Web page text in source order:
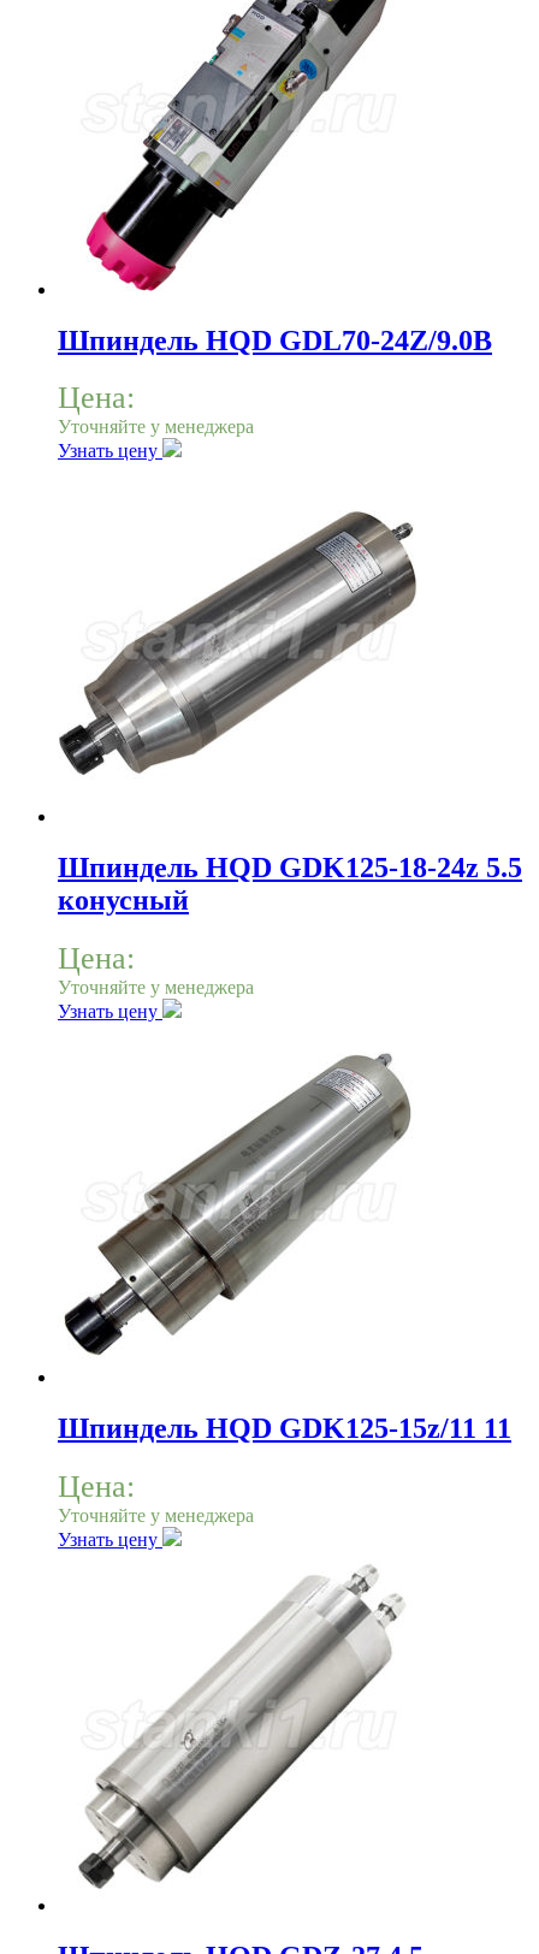
Шпиндель HQD GDL70-24Z/9.0B
Цена:
Уточняйте у менеджера
Узнать цену
Шпиндель HQD GDK125-18-24z 5.5
конусный
Цена:
Уточняйте у менеджера
Узнать цену
Шпиндель HQD GDK125-15z/11 11
Цена:
Уточняйте у менеджера
Узнать цену